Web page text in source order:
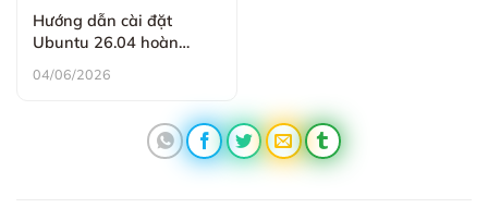
Hướng dẫn cài đặt
Ubuntu 26.04 hoàn
chỉnh và chi tiết nhất cho
người mới bắt đầu
04/06/2026